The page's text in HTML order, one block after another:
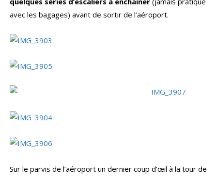
avec les bagages) avant de sortir de l’aéroport.
Sur le parvis de l’aéroport un dernier coup d’œil à la tour de